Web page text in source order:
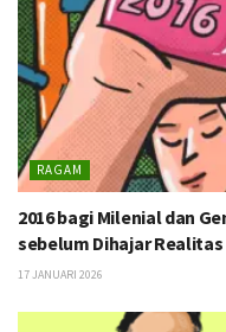
RAGAM
2016 bagi Milenial dan
sebelum Dihajar Realitas
17 JANUARI 2026